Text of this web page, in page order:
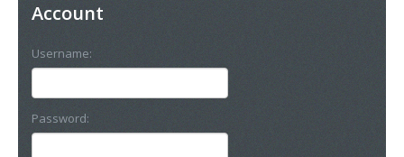
Account
Username:
Password: